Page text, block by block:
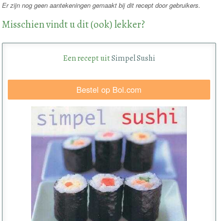
Er zijn nog geen aantekeningen gemaakt bij dit recept door gebruikers.
Misschien vindt u dit (ook) lekker?
Een recept uitSimpel Sushi
Bestel op Bol.com